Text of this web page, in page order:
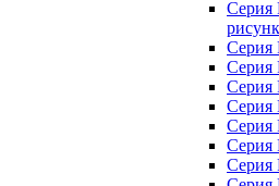
Серия
Серия
Серия
Серия
Серия
Серия
Серия
Серия